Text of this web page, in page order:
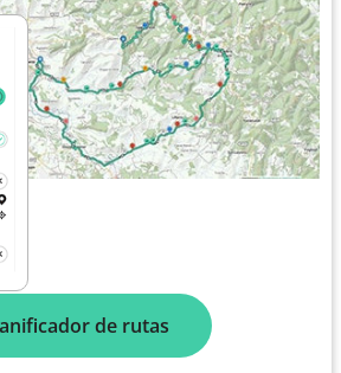
de rutas